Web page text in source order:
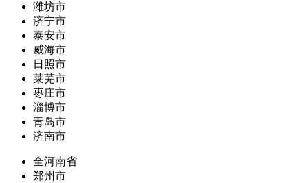
潍坊市
济宁市
泰安市
威海市
日照市
莱芜市
枣庄市
淄博市
青岛市
济南市
全河南省
郑州市